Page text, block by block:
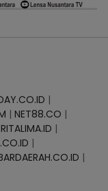
|
| NET88.CO |
|
|
|